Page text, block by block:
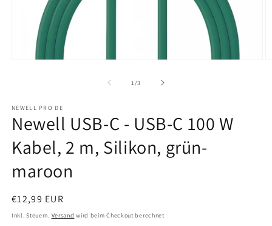
1 /von
3
NEWELL PRO DE
Newell USB-C - USB-C 100 W
Kabel, 2 m, Silikon, grün-
maroon
Normaler
Preis
€12,99 EUR
Inkl. Steuern. Versand wird beim Checkout berechnet